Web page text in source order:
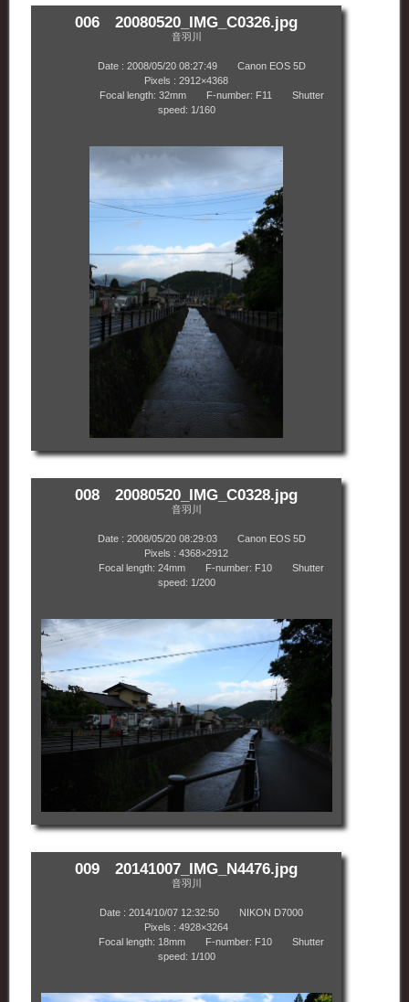
006 20080520_IMG_C0326.jpg
音羽川
Date : 2008/05/20 08:27:49 Canon EOS 5D
Pixels : 2912×4368
Focal length: 32mm F-number: F11 Shutter
speed: 1/160
008 20080520_IMG_C0328.jpg
音羽川
Date : 2008/05/20 08:29:03 Canon EOS 5D
Pixels : 4368×2912
Focal length: 24mm F-number: F10 Shutter
speed: 1/200
009 20141007_IMG_N4476.jpg
音羽川
Date : 2014/10/07 12:32:50 NIKON D7000
Pixels : 4928×3264
Focal length: 18mm F-number: F10 Shutter
speed: 1/100